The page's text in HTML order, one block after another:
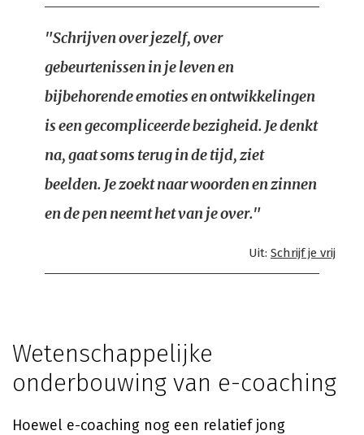
"Schrijven over jezelf, over
gebeurtenissen in je leven en
bijbehorende emoties en ontwikkelingen
is een gecompliceerde bezigheid. Je denkt
na, gaat soms terug in de tijd, ziet
beelden. Je zoekt naar woorden en zinnen
en de pen neemt het van je over."
Uit: Schrijf je vrij
Wetenschappelijke
onderbouwing van e-coaching
Hoewel e-coaching nog een relatief jong